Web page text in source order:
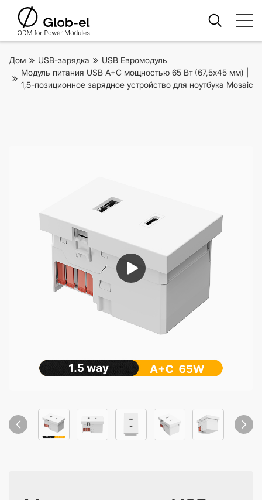
Дом USB-зарядка
USB Евромодуль
Модуль питания USB A+C мощностью 65 Вт (67,5x45 мм) |
1,5-позиционное зарядное устройство для ноутбука Mosaic